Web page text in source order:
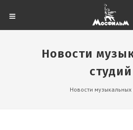
Новости
студий
Новости музыкальных